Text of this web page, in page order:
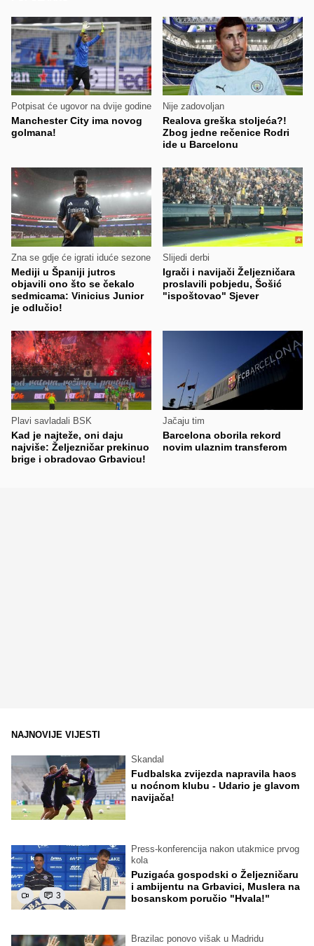
Potpisat će ugovor na dvije godine
Manchester City ima novog
golmana!
Nije zadovoljan
Realova greška stoljeća?!
Zbog jedne rečenice Rodri
ide u Barcelonu
Zna se gdje će igrati iduće sezone
Mediji u Španiji jutros
objavili ono što se čekalo
sedmicama: Vinicius Junior
je odlučio!
Slijedi derbi
Igrači i navijači Željezničara
proslavili pobjedu, Šošić
"ispoštovao" Sjever
Plavi savladali BSK
Kad je najteže, oni daju
najviše: Željezničar prekinuo
brige i obradovao Grbavicu!
Jačaju tim
Barcelona oborila rekord
novim ulaznim transferom
NAJNOVIJE VIJESTI
Skandal
Fudbalska zvijezda napravila haos
u noćnom klubu - Udario je glavom
navijača!
3
Press-konferencija nakon utakmice prvog
kola
Puzigaća gospodski o Željezničaru
i ambijentu na Grbavici, Muslera na
bosanskom poručio "Hvala!"
Brazilac ponovo višak u Madridu